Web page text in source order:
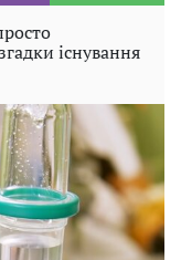
існування